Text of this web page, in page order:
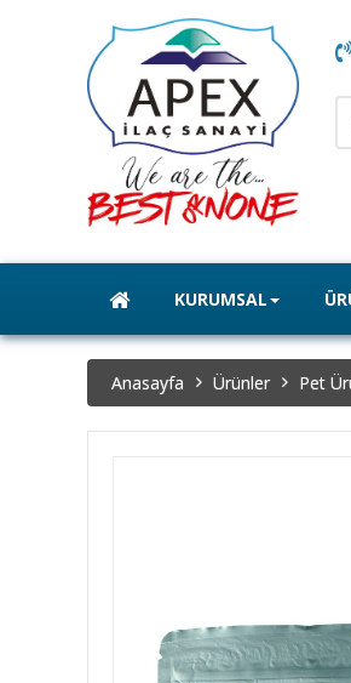
KURUMSAL
Anasayfa Ürünler Pet